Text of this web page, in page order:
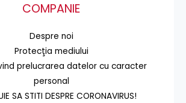
COMPANIE
Despre noi
Protecţia mediului
prelucrarea datelor cu caracter
personal
SA STITI DESPRE CORONAVIRUS!